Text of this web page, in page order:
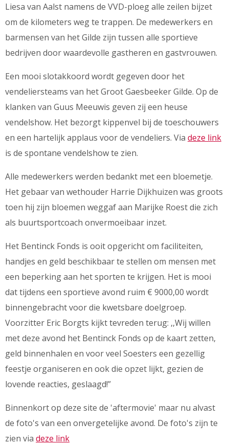
Liesa van Aalst namens de VVD-ploeg alle zeilen bijzet
om de kilometers weg te trappen. De medewerkers en
barmensen van het Gilde zijn tussen alle sportieve
bedrijven door waardevolle gastheren en gastvrouwen.
Een mooi slotakkoord wordt gegeven door het
vendeliersteams van het Groot Gaesbeeker Gilde. Op de
klanken van Guus Meeuwis geven zij een heuse
vendelshow. Het bezorgt kippenvel bij de toeschouwers
en een hartelijk applaus voor de vendeliers. Via deze link
is de spontane vendelshow te zien.
Alle medewerkers werden bedankt met een bloemetje.
Het gebaar van wethouder Harrie Dijkhuizen was groots
toen hij zijn bloemen weggaf aan Marijke Roest die zich
als buurtsportcoach onvermoeibaar inzet.
Het Bentinck Fonds is ooit opgericht om faciliteiten,
handjes en geld beschikbaar te stellen om mensen met
een beperking aan het sporten te krijgen. Het is mooi
dat tijdens een sportieve avond ruim € 9000,00 wordt
binnengebracht voor die kwetsbare doelgroep.
Voorzitter Eric Borgts kijkt tevreden terug: ,,Wij willen
met deze avond het Bentinck Fonds op de kaart zetten,
geld binnenhalen en voor veel Soesters een gezellig
feestje organiseren en ook die opzet lijkt, gezien de
lovende reacties, geslaagd!”
Binnenkort op deze site de 'aftermovie' maar nu alvast
de foto's van een onvergetelijke avond. De foto's zijn te
zien via deze link